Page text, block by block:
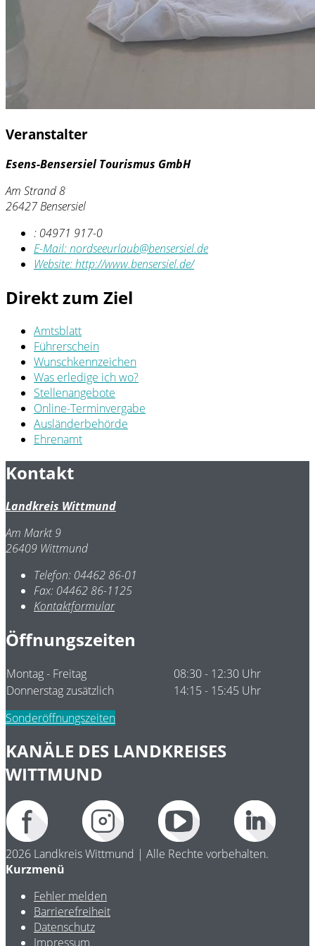
Veranstalter
Esens-Bensersiel Tourismus GmbH
Am Strand 8
26427 Bensersiel
: 04971 917-0
E-Mail:nordseeurlaub@bensersiel.de
Website:http://www.bensersiel.de/
Direkt zum Ziel
Amtsblatt
Führerschein
Wunschkennzeichen
Was erledige ich wo?
Stellenangebote
Online-Terminvergabe
Ausländerbehörde
Ehrenamt
Kontakt
Landkreis Wittmund
Am Markt 9
26409 Wittmund
Telefon: 04462 86-01
Fax: 04462 86-1125
Kontaktformular
Öffnungszeiten
Montag - Freitag
08:30 - 12:30 Uhr
Donnerstag zusätzlich
14:15 - 15:45 Uhr
Sonderöffnungszeiten
KANÄLE DES LANDKREISES
WITTMUND
2026 Landkreis Wittmund | Alle Rechte vorbehalten.
Kurzmenü
Fehler melden
Barrierefreiheit
Datenschutz
Impressum